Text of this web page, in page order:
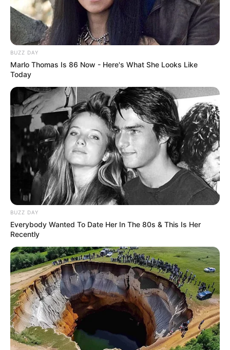
BUZZ DAY
Marlo Thomas Is 86 Now - Here's What She Looks Like
Today
BUZZ DAY
Everybody Wanted To Date Her In The 80s & This Is Her
Recently